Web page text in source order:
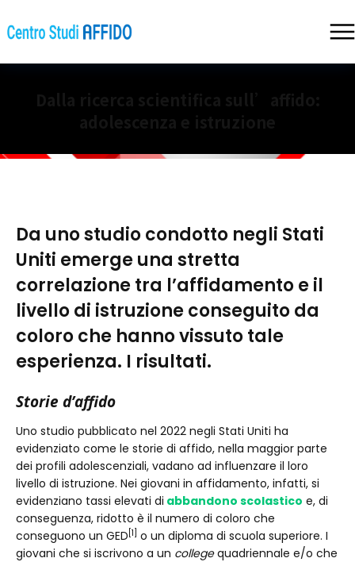
Da uno studio condotto negli Stati
Uniti emerge una stretta
correlazione tra l’affidamento e il
livello di istruzione conseguito da
coloro che hanno vissuto tale
esperienza. I risultati.
Storie d’affido
Uno studio pubblicato nel 2022 negli Stati Uniti ha
evidenziato come le storie di affido, nella maggior parte
dei profili adolescenziali, vadano ad influenzare il loro
livello di istruzione. Nei giovani in affidamento, infatti, si
evidenziano tassi elevati di abbandono scolastico e, di
conseguenza, ridotto è il numero di coloro che
conseguono un GED [1] o un diploma di scuola superiore. I
giovani che si iscrivono a un collegequadriennale e/o che